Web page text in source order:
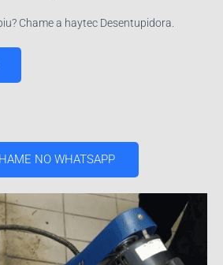
Chame a haytec Desentupidora.
NO WHATSAPP